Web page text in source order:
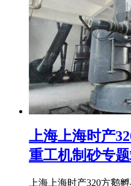
上海上海时产
重工机制砂专
上海上海时产320方鹅